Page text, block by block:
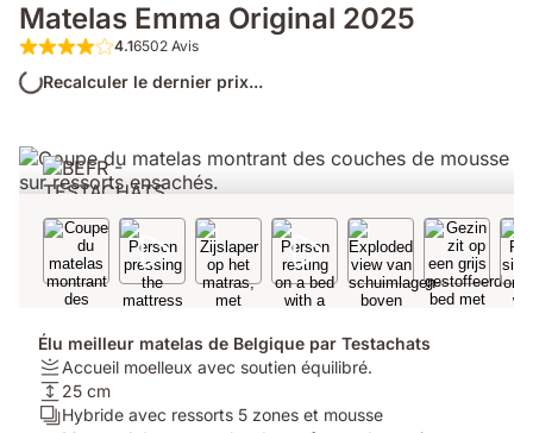
Matelas Emma Original 2025
4.1 étoiles sur 5 6502 Avis
4.16502 Avis
Recalculer le dernier prix...
Élu meilleur matelas de Belgique par Testachats
Fermeté:
Accueil
moelleux
Accueil moelleux avec soutien équilibré.
Hauteur:
25
25 cm
Calques:
Hybride avec ressorts 5 zones et mousse